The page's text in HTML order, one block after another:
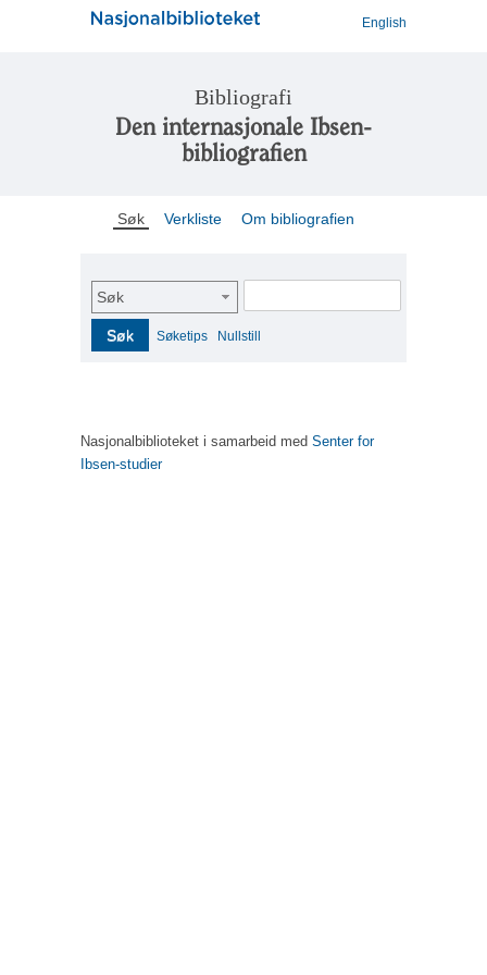
English
Bibliografi
Den internasjonale Ibsen-
bibliografien
Søk Verkliste Om bibliografien
Søk
Søk Søketips Nullstill
Nasjonalbiblioteket i samarbeid med Senter for
Ibsen-studier